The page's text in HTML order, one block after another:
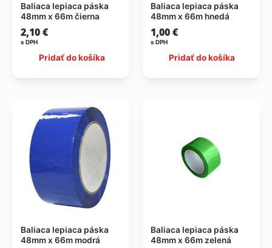
Baliaca lepiaca páska
48mm x 66m čierna
2,10€
s DPH
Pridať do košíka
Baliaca lepiaca páska
48mm x 66m hnedá
1,00€
s DPH
Pridať do košíka
Baliaca lepiaca páska
48mm x 66m modrá
Baliaca lepiaca páska
48mm x 66m zelená